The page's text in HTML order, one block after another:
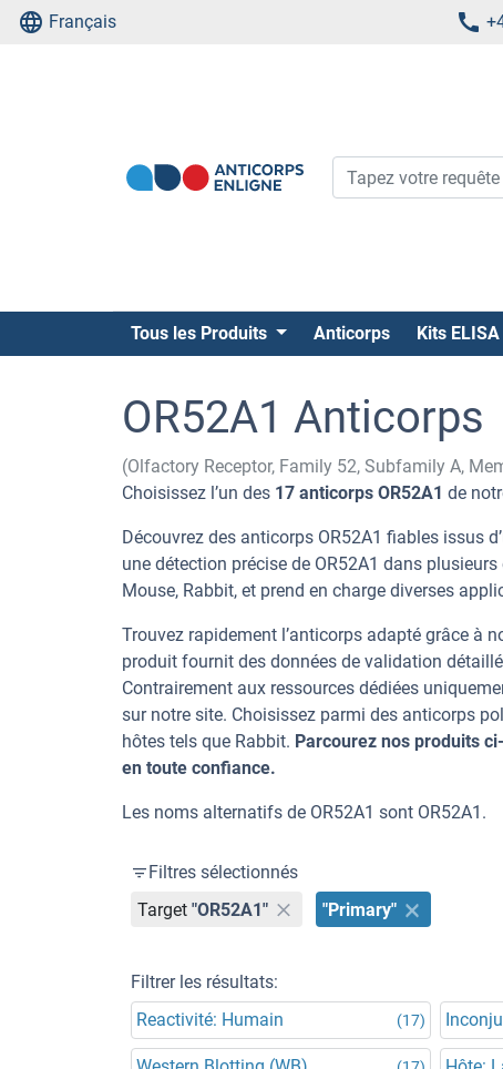
Français
Tous les Produits Anticorps Kits ELISA
OR52A1 Anticorps
(Olfactory Receptor, Family 52, Subfamily A,
Choisissez l’un des 17 anticorps OR52A1 de
Découvrez des anticorps OR52A1 fiables issus
une détection précise de OR52A1 dans
Mouse, Rabbit, et prend en charge diverses
Trouvez rapidement l’anticorps adapté grâce à
produit fournit des données de validation
Contrairement aux ressources dédiées
sur notre site. Choisissez parmi des anticorps
hôtes tels que Rabbit. Parcourez nos produits
en toute confiance.
Les noms alternatifs de OR52A1 sont OR52A1.
Filtres sélectionnés
Target "OR52A1" "Primary"
Filtrer les résultats:
Reactivité: Humain
(17)